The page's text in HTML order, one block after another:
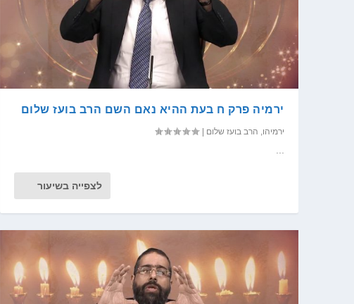
ירמיה פרק ח בעת ההיא נאם השם הרב בועז שלום
ירמיהו, הרב בועז שלום |
לצפייה בשיעור